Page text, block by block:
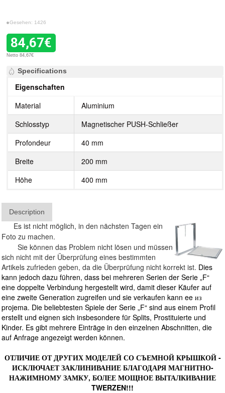
Gesehen: 1426
84,67€
Netto 84,67€
Specifications
Eigenschaften
Material
Aluminium
Schlosstyp
Magnetischer PUSH-Schließer
Profondeur
40 mm
Breite
200 mm
Höhe
400 mm
Description
Es ist nicht möglich, in den nächsten Tagen ein
Foto zu machen.
Sie können das Problem nicht lösen und müssen
sich nicht mit der Überprüfung eines bestimmten
Artikels zufrieden geben, da die Überprüfung nicht korrekt ist. Dies
kann jedoch dazu führen, dass bei mehreren Serien der Serie „F“
eine doppelte Verbindung hergestellt wird, damit dieser Käufer auf
eine zweite Generation zugreifen und sie verkaufen kann ee из
projema. Die beliebtesten Spiele der Serie „F“ sind aus einem Profil
erstellt und eignen sich insbesondere für Splits, Prostituierte und
Kinder. Es gibt mehrere Einträge in den einzelnen Abschnitten, die
auf Anfrage angezeigt werden können.
ОТЛИЧИЕ ОТ ДРУГИХ МОДЕЛЕЙ СО СЪЕМНОЙ КРЫШКОЙ -
ИСКЛЮЧАЕТ ЗАКЛИНИВАНИЕ БЛАГОДАРЯ МАГНИТНО-
НАЖИМНОМУ ЗАМКУ, БОЛЕЕ МОЩНОЕ ВЫТАЛКИВАНИЕ
TWERZEN!!!